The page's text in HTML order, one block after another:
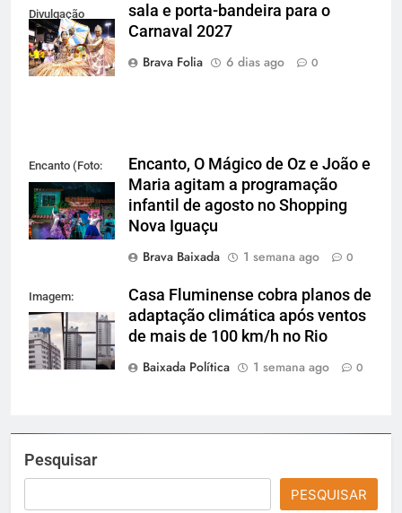
Divulgação
Gardel
Assessoria
sala e porta-bandeira para o
Carnaval 2027
Brava Folia
6 dias ago 0
Encanto (Foto:
Divulgação)
Encanto, O Mágico de Oz e João e
Maria agitam a programação
infantil de agosto no Shopping
Nova Iguaçu
Brava Baixada
1 semana ago 0
Imagem:
Reprodução
Casa Fluminense cobra planos de
adaptação climática após ventos
de mais de 100 km/h no Rio
Baixada Política
1 semana ago 0
Pesquisar
PESQUISAR